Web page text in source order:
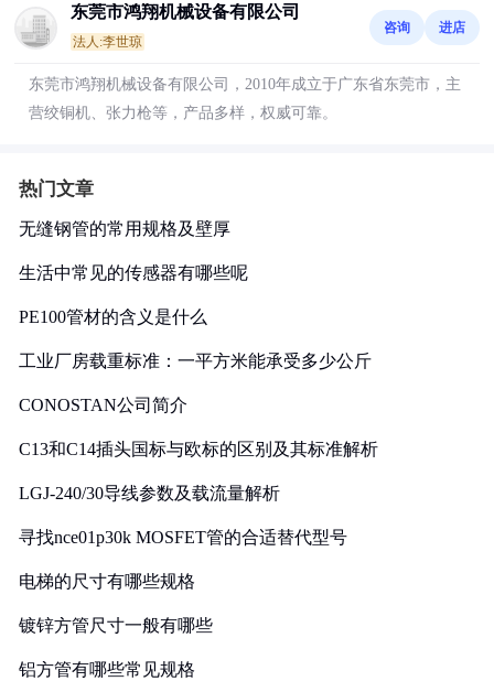
东莞市鸿翔机械设备有限公司
法人:李世琼
咨询 进店
东莞市鸿翔机械设备有限公司，2010年成立于广东省东莞市，主
营绞铜机、张力枪等，产品多样，权威可靠。
热门文章
无缝钢管的常用规格及壁厚
生活中常见的传感器有哪些呢
PE100管材的含义是什么
工业厂房载重标准：一平方米能承受多少公斤
CONOSTAN公司简介
C13和C14插头国标与欧标的区别及其标准解析
LGJ-240/30导线参数及载流量解析
寻找nce01p30k MOSFET管的合适替代型号
电梯的尺寸有哪些规格
镀锌方管尺寸一般有哪些
铝方管有哪些常见规格